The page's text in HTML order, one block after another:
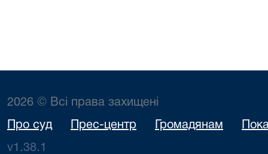
2026 © Всі права захищені
Про суд Прес-центр Громадянам
v1.38.1